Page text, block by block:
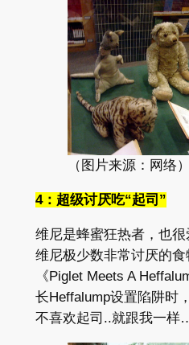
（图片来源：网络）
4：超级讨厌吃“起司”
维尼是蜂蜜狂热者，也很
维尼极少数非常讨厌的
《Piglet Meets A
长Heffalump设置陷阱时
不喜欢起司..就跟我一样